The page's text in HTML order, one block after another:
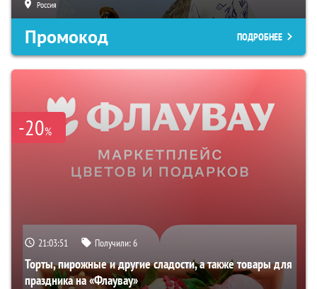
Россия
Промокод ПОДРОБНЕЕ
-20%
21:03:50 Получили:6
Торты, пирожные и другие сладости, а также товары для
праздника на «Флаувау»